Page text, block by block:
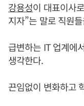
강용성이 대표이사
지자”는 말로 직원
급변하는 IT 업계에
생각한다.
끈임없이 변화하고